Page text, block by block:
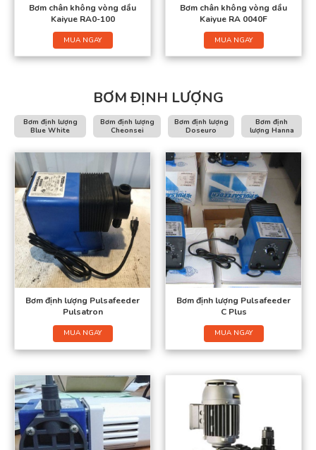
Bơm chân không vòng dầu
Kaiyue RA0-100
MUA NGAY
Bơm chân không vòng dầu
Kaiyue RA 0040F
MUA NGAY
BƠM ĐỊNH LƯỢNG
Bơm định lượng
Blue White
Bơm định lượng
Cheonsei
Bơm định lượng
Doseuro
Bơm định
lượng Hanna
Bơm định lượng Pulsafeeder
Pulsatron
MUA NGAY
Bơm định lượng Pulsafeeder
C Plus
MUA NGAY